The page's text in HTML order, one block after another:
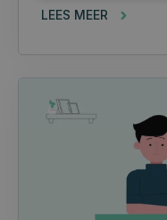
LEES MEER